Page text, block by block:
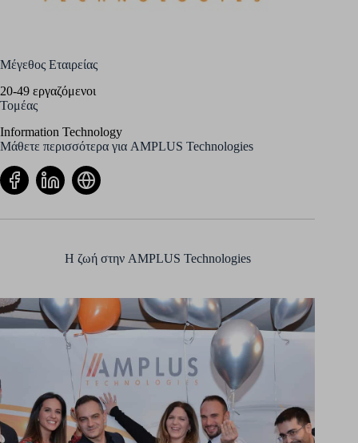
Μέγεθος Εταιρείας
20-49 εργαζόμενοι
Τομέας
Information Technology
Μάθετε περισσότερα για AMPLUS Technologies
Η ζωή στην AMPLUS Technologies